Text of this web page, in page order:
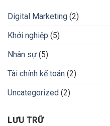
Digital Marketing (2)
Khởi nghiệp (5)
Nhân sự (5)
Tài chính kế toán (2)
Uncategorized (2)
LƯU TRỮ